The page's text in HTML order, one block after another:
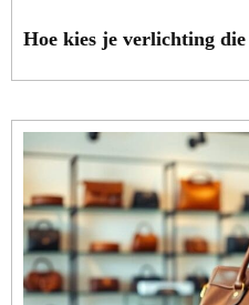
Hoe kies je verlichting